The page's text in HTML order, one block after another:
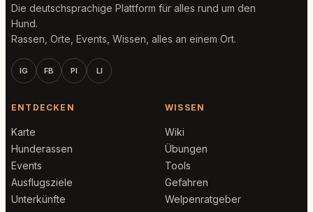
Die deutschsprachige Plattform für alles rund um den
Hund.
Rassen, Orte, Events, Wissen, alles an einem Ort.
IG FB PI LI
ENTDECKEN
Karte
Hunderassen
Events
Ausflugsziele
Unterkünfte
WISSEN
Wiki
Übungen
Tools
Gefahren
Welpenratgeber